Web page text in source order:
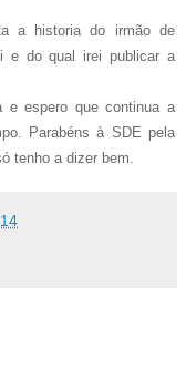
a historia do irmão de
e do qual irei publicar a
e espero que continua a
Parabéns à SDE pela
tenho a dizer bem.